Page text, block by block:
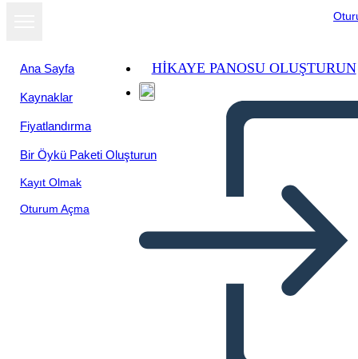
Ana Sayfa
Kaynaklar
Fiyatlandırma
Bir Öykü Paketi Oluşturun
Kayıt Olmak
Oturum Açma
HIKAYE PANOSU OLUŞTURUN